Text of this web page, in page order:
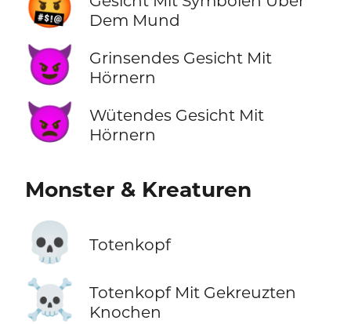
Dem Mund
😈
Grinsendes Gesicht Mit
Hörnern
👿
Wütendes Gesicht Mit
Hörnern
Monster & Kreaturen
💀 Totenkopf
☠️
Totenkopf Mit Gekreuzten
Knochen